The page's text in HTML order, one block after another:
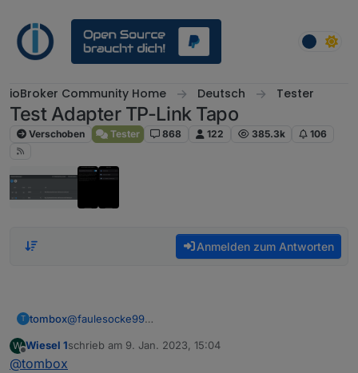
ioBroker Community Home Deutsch Tester
Test Adapter TP-Link Tapo
Verschoben Tester 868 122 385.3k 106
Anmelden zum Antworten
T tombox@faulesocke99
log level der Instanz auf debug setzen
W
Offline
Wiesel 1schrieb am 9. Jan. 2023, 15:04
zuletzt editiert von
@tombox